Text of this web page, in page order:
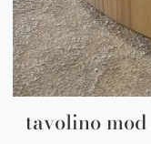
tavolino